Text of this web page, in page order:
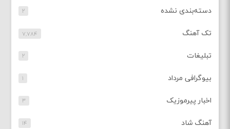
دسته‌بندی نشده ۲
تک آهنگ ۷,۷۸۴
تبلیغات ۲
بیوگرافی مرداد ۱
اخبار پیرموزیک ۳
آهنگ شاد ۱۴